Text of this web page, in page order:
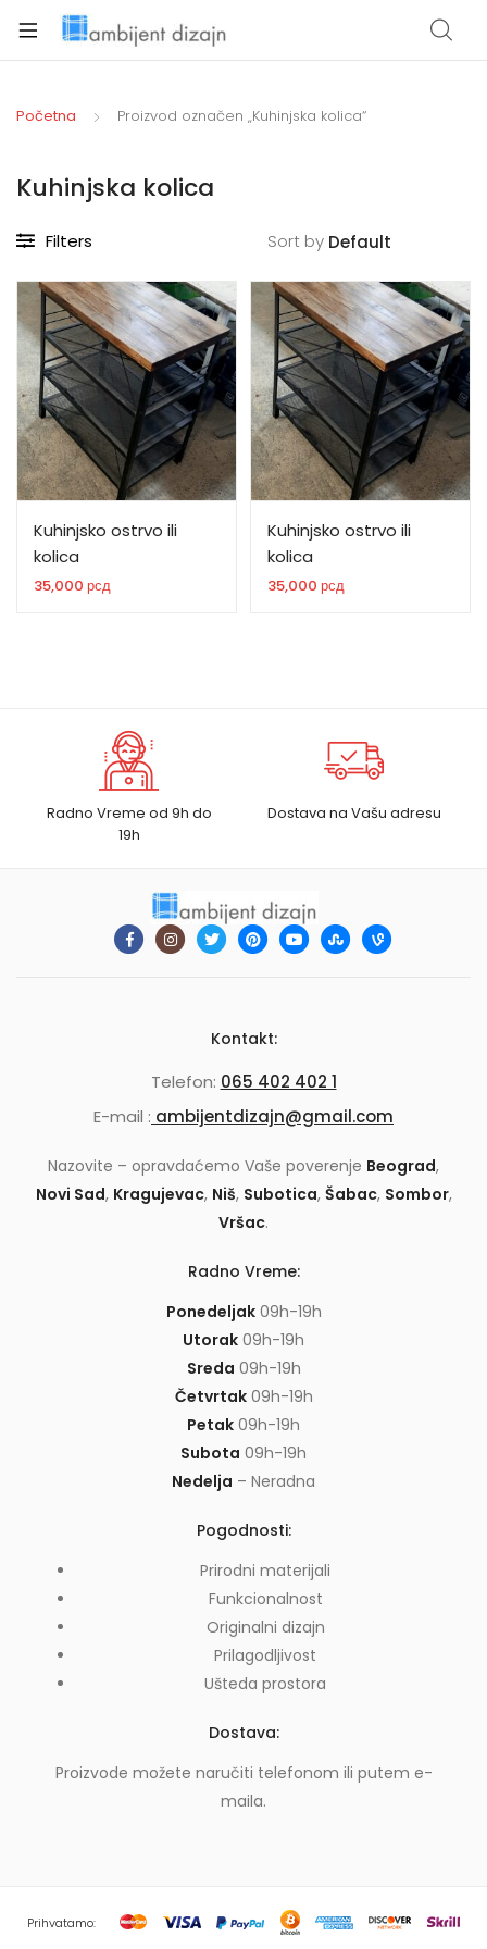
Početna Proizvod označen „Kuhinjska kolica“
Kuhinjska kolica
Filters Sort by
Kuhinjsko ostrvo ili
kolica
35,000 рсд
Kuhinjsko ostrvo ili
kolica
35,000 рсд
Radno Vreme od 9h do
19h
Dostava na Vašu adresu
Kontakt:
Telefon: 065 402 402 1
E-mail : ambijentdizajn@gmail.com
Nazovite – opravdaćemo Vaše poverenje Beograd,
Novi Sad, Kragujevac, Niš, Subotica, Šabac, Sombor,
Vršac.
Radno Vreme:
Ponedeljak09h-19h
Utorak 09h-19h
Sreda 09h-19h
Četvrtak09h-19h
Petak 09h-19h
Subota 09h-19h
Nedelja – Neradna
Pogodnosti:
Prirodni materijali
Funkcionalnost
Originalni dizajn
Prilagodljivost
Ušteda prostora
Dostava:
Proizvode možete naručiti telefonom ili putem e-
maila.
Prihvatamo: